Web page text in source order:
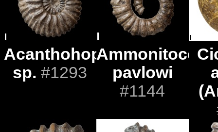
Acanthohoplites
sp. #1293
pavlowi
#1144